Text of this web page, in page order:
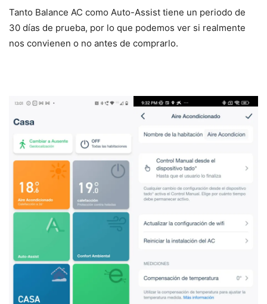
Tanto Balance AC como Auto-Assist tiene un periodo de
30 días de prueba, por lo que podemos ver si realmente
nos convienen o no antes de comprarlo.